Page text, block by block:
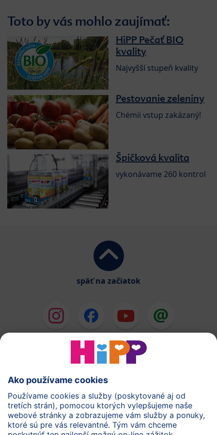
Toto by vás mohlo zaujímať:
HiPP Pečať BIO
kvality
Najvyšší stupeň kvality
Pestovanie zeleniny
Chémii vstup zakázaný!
Špičková kvalita
vykonávame 260 kontrol
späť na začiatok
HiPP Mlieka
HiPP Príkrmy
HiPP Tehotenstvo
Ochrana osobných údajov